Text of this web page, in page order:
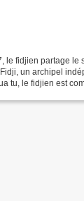
le fidjien partage le
un archipel
tu, le fidjien est